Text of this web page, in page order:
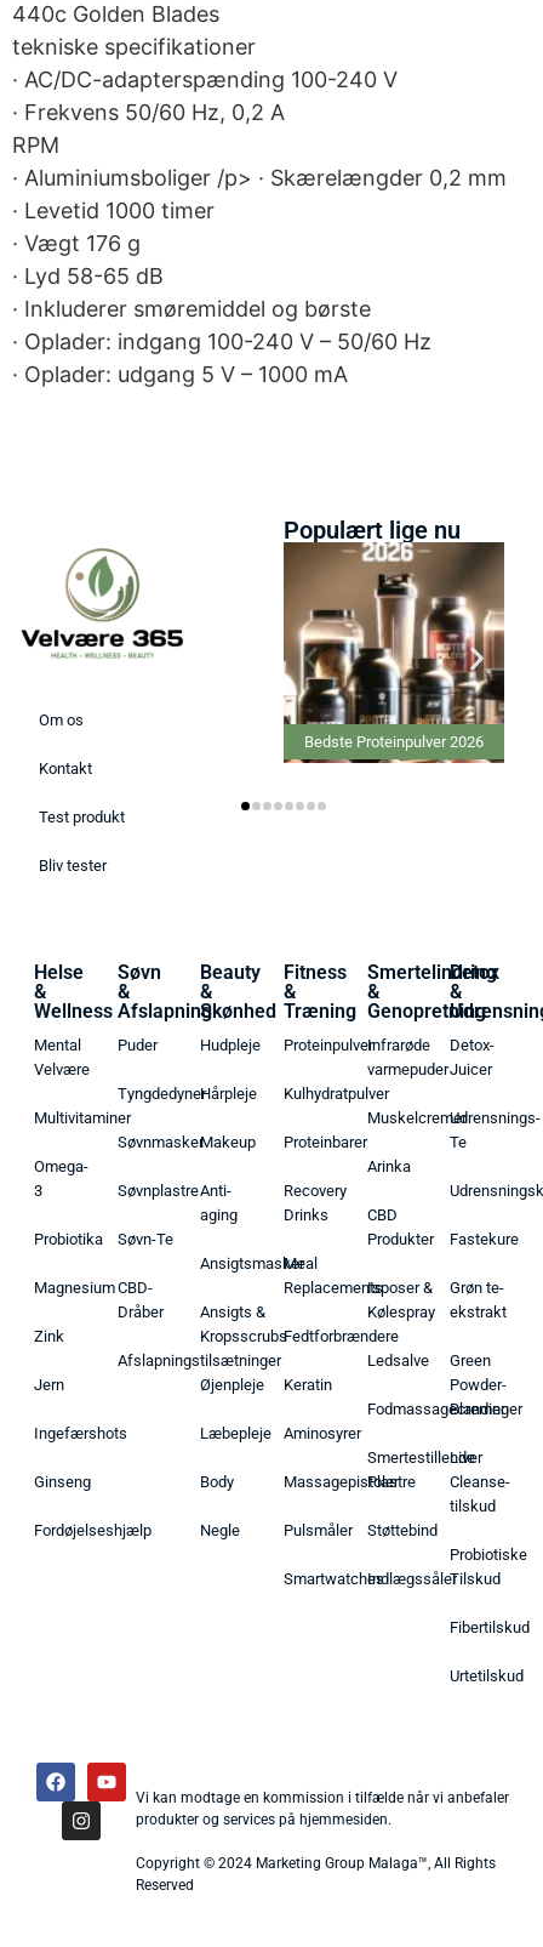
440c Golden Blades
tekniske specifikationer
· AC/DC-adapterspænding 100-240 V
· Frekvens 50/60 Hz, 0,2 A
RPM
· Aluminiumsboliger /p> · Skærelængder 0,2 mm
· Levetid 1000 timer
· Vægt 176 g
· Lyd 58-65 dB
· Inkluderer smøremiddel og børste
· Oplader: indgang 100-240 V – 50/60 Hz
· Oplader: udgang 5 V – 1000 mA
Om os
Kontakt
Test produkt
Bliv tester
Populært lige nu
Bedste Proteinpulver 2026
Helse
&
Wellness
Mental
Velvære
Multivitaminer
Omega-
3
Probiotika
Magnesium
Zink
Jern
Ingefærshots
Ginseng
Fordøjelseshjælp
Søvn
&
Afslapning
Puder
Tyngdedyner
Søvnmasker
Søvnplastre
Søvn-Te
CBD-
Dråber
Afslapningstilsætninger
Beauty
&
Skønhed
Hudpleje
Hårpleje
Makeup
Anti-
aging
Ansigtsmasker
Ansigts &
Kropsscrubs
Øjenpleje
Læbepleje
Body
Negle
Fitness
&
Træning
Proteinpulver
Kulhydratpulver
Proteinbarer
Recovery
Drinks
Meal
Replacements
Fedtforbrændere
Keratin
Aminosyrer
Massagepistoler
Pulsmåler
Smartwatches
Smertelindring
&
Genopretning
Infrarøde
varmepuder
Muskelcremer
Arinka
CBD
Produkter
Isposer &
Kølespray
Ledsalve
Fodmassagecremer
Smertestillende
Plastre
Støttebind
Indlægssåler
Detox
&
Detox-
Juicer
Udrensnings-
Te
Fastekure
Grøn te-
ekstrakt
Green
Powder-
Blandinger
Liver
Cleanse-
tilskud
Probiotiske
Tilskud
Fibertilskud
Urtetilskud
Vi kan modtage en kommission i tilfælde når vi anbefaler
produkter og services på hjemmesiden.
Copyright © 2024 Marketing Group Malaga™, All Rights
Reserved